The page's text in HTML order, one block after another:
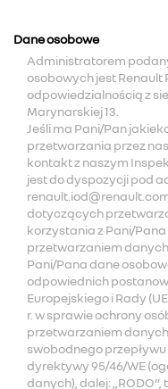
Dane osobowe
Administratorem
osobowych jest Renault
odpowiedzialnością z
Marynarskiej 13.
Jeśli ma Pani/Pan
przetwarzania przez
kontakt z naszym
jest do dyspozycji pod
dotyczących
korzystania z Pani/
przetwarzaniem
Pani/Pana dane
odpowiednich
Europejskiego i Rady
r. w sprawie ochrony
przetwarzaniem
swobodnego
dyrektywy 95/46/WE
danych), dalej: „RODO”,